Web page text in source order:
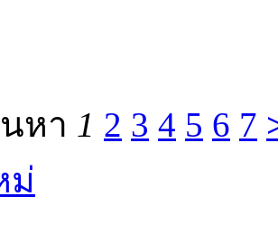
หา 1 2 3 4 5 6 7
ม่